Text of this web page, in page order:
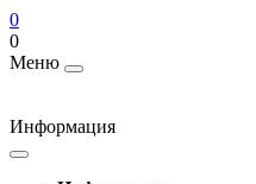
0
0
Меню
Информация